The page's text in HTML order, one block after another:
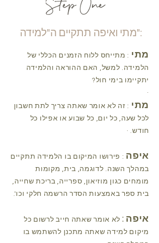
מתי ואיפה תתקיים ה"למידה":
מתי : מתייחס ללוח הזמנים הכללי של
הלמידה. למשל, האם ההוראה והלמידה
יתקיימו בימי חול?
·
מתי : זה לא אומר שאתה צריך לתת חשבון
לכל שעה, כל יום, כל שבוע או אפילו כל
חודש. ·
איפה : פירושו המיקום בו הלמידה תתקיים
במהלך השנה. לדוגמה, בית, מקומות
מומחים כגון מוזיאון, ספרייה, בריכת שחייה,
בית ספר באמצעות הסדר הרשמה חלקי וכו'.
איפה : לא אומר שאתה חייב לרשום כל
מיקום למידה שאתה מתכנן להשתמש בו